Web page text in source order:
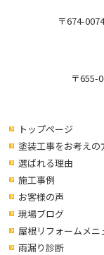
〒674-
〒655-
トップページ
塗装工事をお考えの
選ばれる理由
施工事例
お客様の声
現場ブログ
屋根リフォームメニ
雨漏り診断